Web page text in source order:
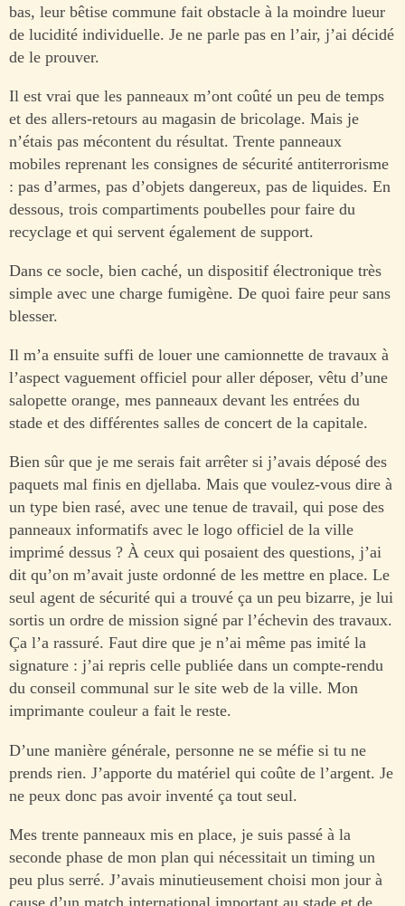
bas, leur bêtise commune fait obstacle à la moindre lueur
de lucidité individuelle. Je ne parle pas en l’air, j’ai décidé
de le prouver.
Il est vrai que les panneaux m’ont coûté un peu de temps
et des allers-retours au magasin de bricolage. Mais je
n’étais pas mécontent du résultat. Trente panneaux
mobiles reprenant les consignes de sécurité antiterrorisme
: pas d’armes, pas d’objets dangereux, pas de liquides. En
dessous, trois compartiments poubelles pour faire du
recyclage et qui servent également de support.
Dans ce socle, bien caché, un dispositif électronique très
simple avec une charge fumigène. De quoi faire peur sans
blesser.
Il m’a ensuite suffi de louer une camionnette de travaux à
l’aspect vaguement officiel pour aller déposer, vêtu d’une
salopette orange, mes panneaux devant les entrées du
stade et des différentes salles de concert de la capitale.
Bien sûr que je me serais fait arrêter si j’avais déposé des
paquets mal finis en djellaba. Mais que voulez-vous dire à
un type bien rasé, avec une tenue de travail, qui pose des
panneaux informatifs avec le logo officiel de la ville
imprimé dessus ? À ceux qui posaient des questions, j’ai
dit qu’on m’avait juste ordonné de les mettre en place. Le
seul agent de sécurité qui a trouvé ça un peu bizarre, je lui
sortis un ordre de mission signé par l’échevin des travaux.
Ça l’a rassuré. Faut dire que je n’ai même pas imité la
signature : j’ai repris celle publiée dans un compte-rendu
du conseil communal sur le site web de la ville. Mon
imprimante couleur a fait le reste.
D’une manière générale, personne ne se méfie si tu ne
prends rien. J’apporte du matériel qui coûte de l’argent. Je
ne peux donc pas avoir inventé ça tout seul.
Mes trente panneaux mis en place, je suis passé à la
seconde phase de mon plan qui nécessitait un timing un
peu plus serré. J’avais minutieusement choisi mon jour à
cause d’un match international important au stade et de